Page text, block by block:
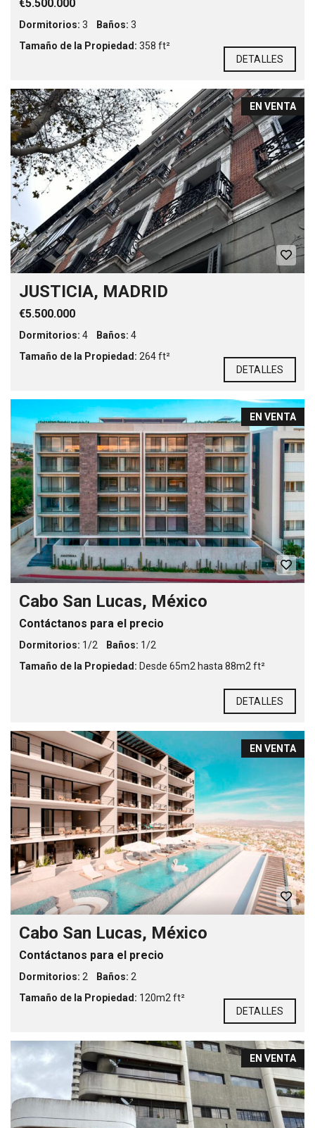
€5.500.000
Dormitorios: 3 Baños: 3
Tamaño de la Propiedad: 358 ft²
DETALLES
EN VENTA
JUSTICIA, MADRID
€5.500.000
Dormitorios: 4 Baños: 4
Tamaño de la Propiedad: 264 ft²
DETALLES
EN VENTA
Cabo San Lucas, México
Contáctanos para el precio
Dormitorios: 1/2 Baños: 1/2
Tamaño de la Propiedad: Desde 65m2 hasta 88m2 ft²
DETALLES
EN VENTA
Cabo San Lucas, México
Contáctanos para el precio
Dormitorios: 2 Baños: 2
Tamaño de la Propiedad: 120m2 ft²
DETALLES
EN VENTA